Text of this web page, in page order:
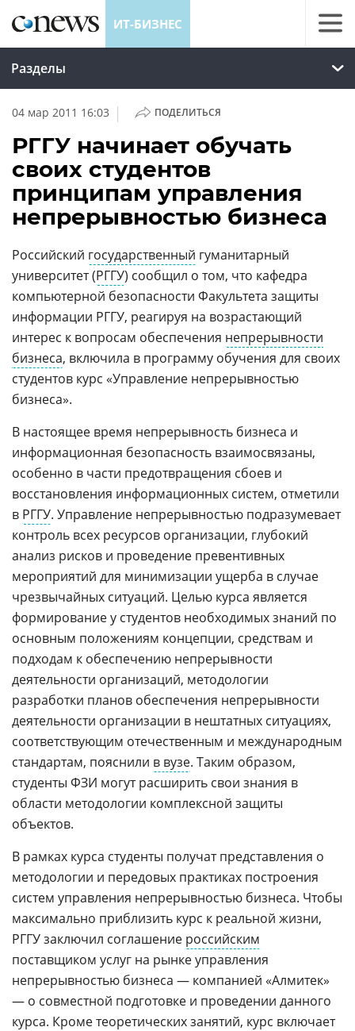
ИТ-БИЗНЕС
Разделы
04 мар 2011 16:03 | ПОДЕЛИТЬСЯ
РГГУ начинает обучать
своих студентов
принципам управления
непрерывностью бизнеса
Российский государственный гуманитарный
университет (РГГУ) сообщил о том, что кафедра
компьютерной безопасности Факультета защиты
информации РГГУ, реагируя на возрастающий
интерес к вопросам обеспечения непрерывности
бизнеса, включила в программу обучения для своих
студентов курс «Управление непрерывностью
бизнеса».
В настоящее время непрерывность бизнеса и
информационная безопасность взаимосвязаны,
особенно в части предотвращения сбоев и
восстановления информационных систем, отметили
в РГГУ. Управление непрерывностью подразумевает
контроль всех ресурсов организации, глубокий
анализ рисков и проведение превентивных
мероприятий для минимизации ущерба в случае
чрезвычайных ситуаций. Целью курса является
формирование у студентов необходимых знаний по
основным положениям концепции, средствам и
подходам к обеспечению непрерывности
деятельности организаций, методологии
разработки планов обеспечения непрерывности
деятельности организации в нештатных ситуациях,
соответствующим отечественным и международным
стандартам, пояснили в вузе. Таким образом,
студенты ФЗИ могут расширить свои знания в
области методологии комплексной защиты
объектов.
В рамках курса студенты получат представления о
методологии и передовых практиках построения
систем управления непрерывностью бизнеса. Чтобы
максимально приблизить курс к реальной жизни,
РГГУ заключил соглашение российским
поставщиком услуг на рынке управления
непрерывностью бизнеса — компанией «Алмитек»
— о совместной подготовке и проведении данного
курса. Кроме теоретических занятий, курс включает